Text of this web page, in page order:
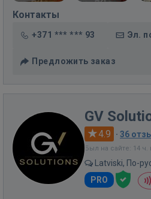
Контакты
+371 *** *** 93 Эл.
Предложить заказ
GV
4.9 · 36
Был на сайте: 14 ч.
Latviski, По-
PRO